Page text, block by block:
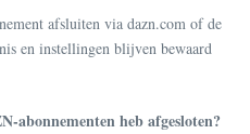
afsluiten via dazn.com of de
en instellingen blijven bewaard
abonnementen heb afgesloten?